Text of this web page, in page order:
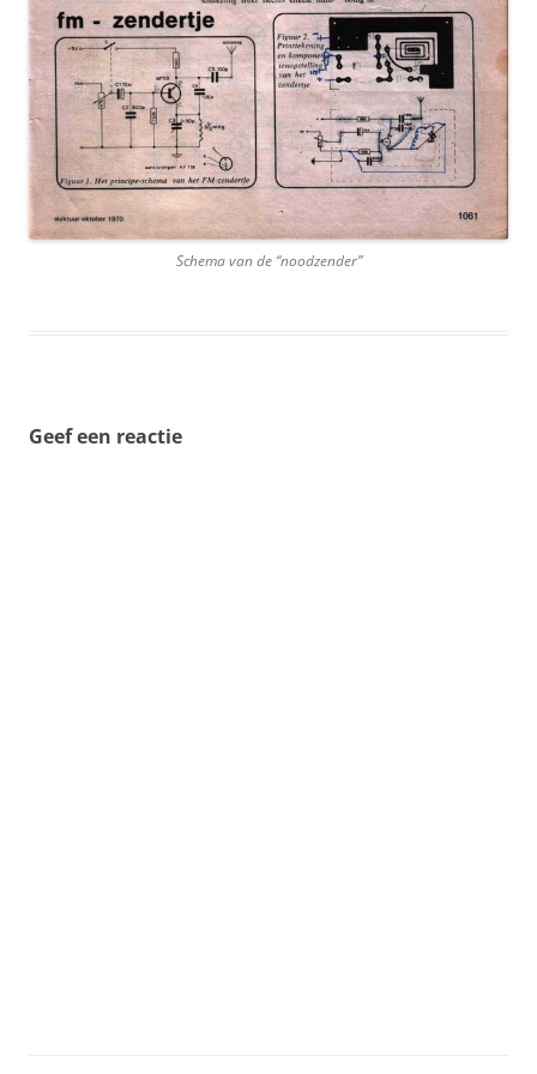
Schema van de “noodzender”
Geef een reactie